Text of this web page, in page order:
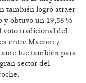
también logró atraer
obtuvo un 19,58 %
voto tradicional del
entre Macron y
fue también para
sector del